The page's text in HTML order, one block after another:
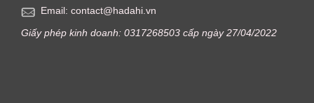
Email: contact@hadahi.vn
Giấy phép kinh doanh: 0317268503 cấp ngày 27/04/2022